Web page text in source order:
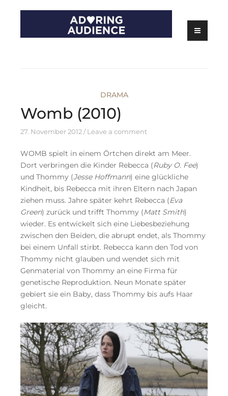
content
DRAMA
Womb (2010)
27. November 2012 Leave a comment
WOMB spielt in einem Örtchen direkt am Meer.
Dort verbringen die Kinder Rebecca (Ruby O. Fee)
und Thommy (Jesse Hoffmann) eine glückliche
Kindheit, bis Rebecca mit ihren Eltern nach Japan
ziehen muss. Jahre später kehrt Rebecca (Eva
Green) zurück und trifft Thommy (Matt Smith)
wieder. Es entwickelt sich eine Liebesbeziehung
zwischen den Beiden, die abrupt endet, als Thommy
bei einem Unfall stirbt. Rebecca kann den Tod von
Thommy nicht glauben und wendet sich mit
Genmaterial von Thommy an eine Firma für
genetische Reproduktion. Neun Monate später
gebiert sie ein Baby, dass Thommy bis aufs Haar
gleicht.